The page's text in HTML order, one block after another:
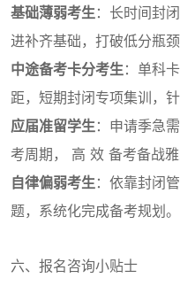
基础薄弱考生：长时间封
进补齐基础，打破低分瓶颈
中途备考卡分考生：单科
距，短期封闭专项集训，
应届准留学生：申请季急
考周期， 高 效 备考备战雅
自律偏弱考生：依靠封闭
题，系统化完成备考规划。
六、报名咨询小贴士